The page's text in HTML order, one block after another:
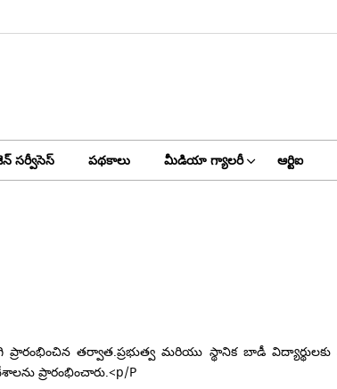
సర్వీసెస్ పథకాలు మీడియా గ్యాలరీ ఆర్టిఐ
తర్వాత.ప్రభుత్వ మరియు స్థానిక బాడీ
ప్రారంభించారు.<p/P